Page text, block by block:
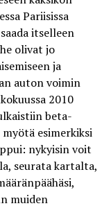
Pariisissa
itselleen
olivat jo
ja
auton voimin
2010
beta-
esimerkiksi
nykyisin voit
seurata kartalta,
muiden